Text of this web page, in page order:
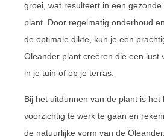
groei, wat resulteert in een gezonde
plant. Door regelmatig onderhoud
de optimale dikte, kun je een
Oleander plant creëren die een lust
in je tuin of op je terras.
Bij het uitdunnen van de plant is het
voorzichtig te werk te gaan en
de natuurlijke vorm van de